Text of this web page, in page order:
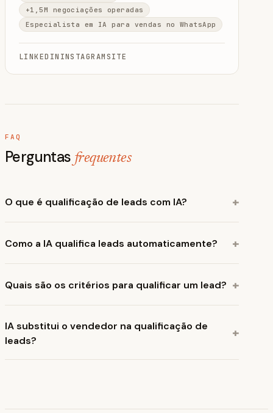
+1,5M negociações operadas
Especialista em IA para vendas no WhatsApp
LINKEDIN INSTAGRAMSITE
FAQ
Perguntas frequentes
O que é qualificação de leads com IA? +
Como a IA qualifica leads automaticamente? +
Quais são os critérios para qualificar um lead? +
IA substitui o vendedor na qualificação de
leads?
+